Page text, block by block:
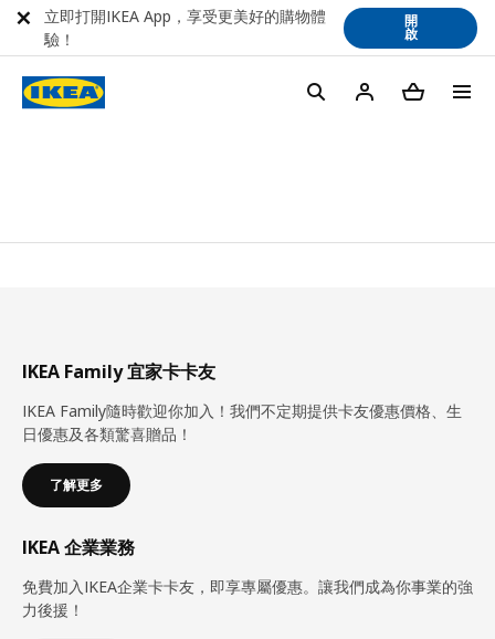
IKEA Family 宜家卡卡友
IKEA Family隨時歡迎你加入！我們不定期提供卡友優惠價格、生
日優惠及各類驚喜贈品！
了解更多
IKEA 企業業務
免費加入IKEA企業卡卡友，即享專屬優惠。讓我們成為你事業的強
力後援！
立即打開IKEA App，享受更美好的購物體
驗！
開
啟